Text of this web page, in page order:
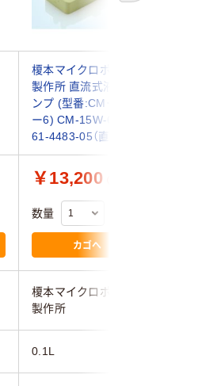
榎本マイクロポンプ
製作所 直流式液体ポ
ンプ (型番:CMー15W
ー6) CM-15W-6 1個
61-4483-05（直送品）
￥13,200
数量
カゴへ
榎本マイクロポンプ
製作所
0.1L